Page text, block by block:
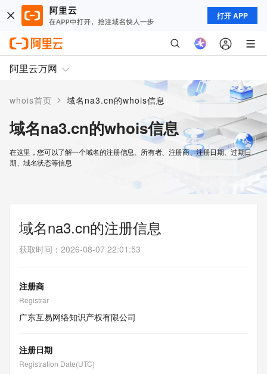
打开 APP
阿里云万网
whois首页 > 域名na3.cn的whois信息
域名na3.cn的whois信息
在这里，您可以了解一个域名的注册信息、所有者、注册商、注册日期、过期日
期、域名状态等信息
域名na3.cn的注册信息
获取时间 ： 2026-08-07 22:01:53
注册商
Registrar
广东互易网络知识产权有限公司
注册日期
Registration Date(UTC)